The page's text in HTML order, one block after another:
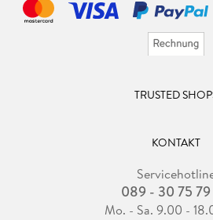
TRUSTED
KONTAKT
089 - 30 75
Mo. - Sa. 9.00 -